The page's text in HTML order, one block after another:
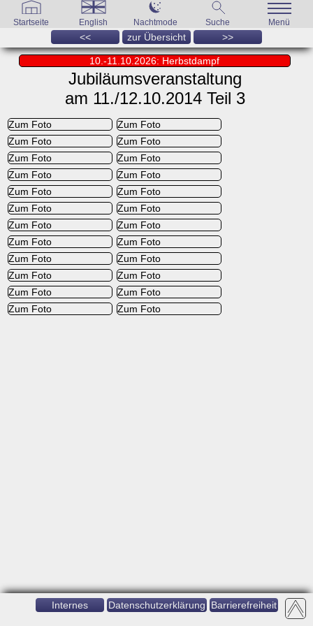
Startseite English Nachtmode Suche Menü
<< zur Übersicht >>
10.-11.10.2026: Herbstdampf
Jubiläumsveranstaltung
am 11./12.10.2014 Teil 3
Zum Foto
Zum Foto
Zum Foto
Zum Foto
Zum Foto
Zum Foto
Zum Foto
Zum Foto
Zum Foto
Zum Foto
Zum Foto
Zum Foto
Zum Foto
Zum Foto
Zum Foto
Zum Foto
Zum Foto
Zum Foto
Zum Foto
Zum Foto
Zum Foto
Zum Foto
Zum Foto
Zum Foto
Internes Datenschutzerklärung Barrierefreiheit